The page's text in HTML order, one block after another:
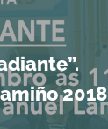
2018